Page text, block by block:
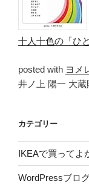
十人十色の「ひ
posted with ヨメ
井ノ上 陽一 大
カテゴリー
IKEAで買ってよ
WordPressブロ